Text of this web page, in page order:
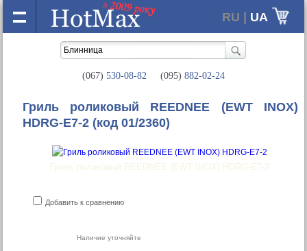
RU | UA
(067) 530-08-82 (095) 882-02-24
Гриль роликовый REEDNEE (EWT INOX)
HDRG-E7-2 (код 01/2360)
Гриль роликовый REEDNEE (EWT INOX) HDRG-E7-2
Добавить к сравнению
Наличие уточняйте